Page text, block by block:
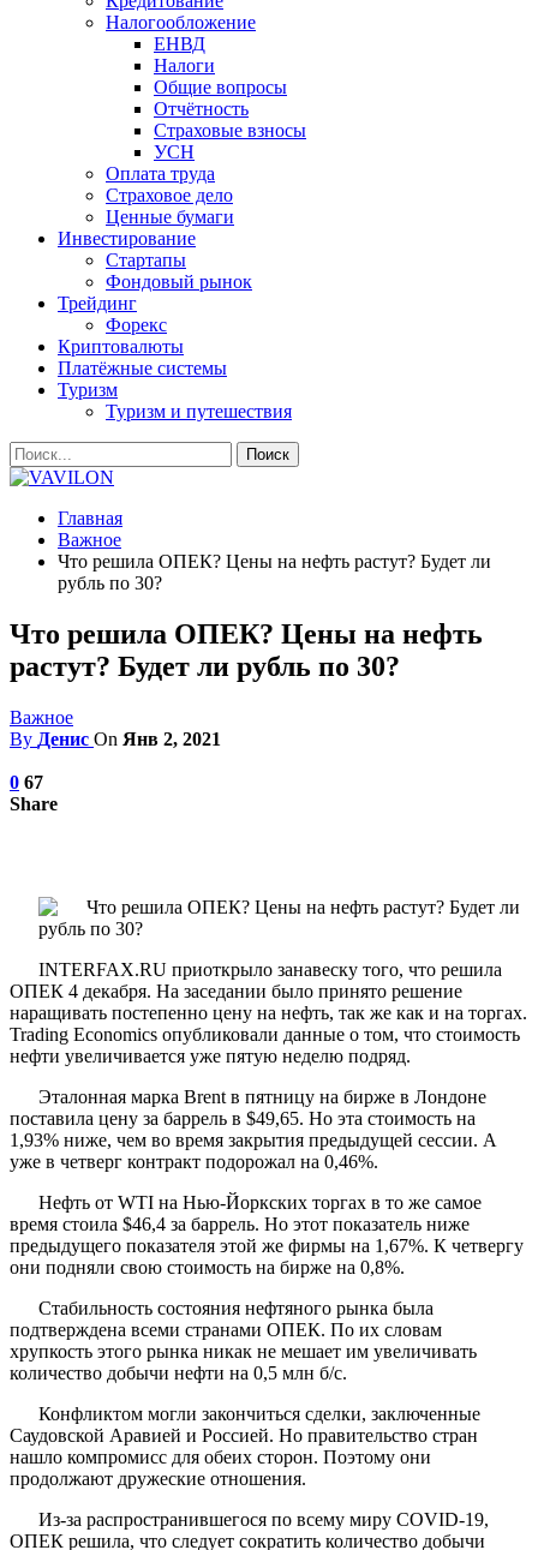
Налогообложение
ЕНВД
Налоги
Общие вопросы
Отчётность
Страховые взносы
УСН
Оплата труда
Страховое дело
Ценные бумаги
Инвестирование
Стартапы
Фондовый рынок
Трейдинг
Форекс
Криптовалюты
Платёжные системы
Туризм
Туризм и путешествия
Главная
Важное
Что решила ОПЕК? Цены на нефть растут? Будет ли
рубль по 30?
Что решила ОПЕК? Цены на нефть
растут? Будет ли рубль по 30?
Важное
By Денис On Янв 2, 2021
0 67
Share
INTERFAX.RU приоткрыло занавеску того, что решила
ОПЕК 4 декабря. На заседании было принято решение
наращивать постепенно цену на нефть, так же как и на торгах.
Trading Economics опубликовали данные о том, что стоимость
нефти увеличивается уже пятую неделю подряд.
Эталонная марка Brent в пятницу на бирже в Лондоне
поставила цену за баррель в $49,65. Но эта стоимость на
1,93% ниже, чем во время закрытия предыдущей сессии. А
уже в четверг контракт подорожал на 0,46%.
Нефть от WTI на Нью-Йоркских торгах в то же самое
время стоила $46,4 за баррель. Но этот показатель ниже
предыдущего показателя этой же фирмы на 1,67%. К четвергу
они подняли свою стоимость на бирже на 0,8%.
Стабильность состояния нефтяного рынка была
подтверждена всеми странами ОПЕК. По их словам
хрупкость этого рынка никак не мешает им увеличивать
количество добычи нефти на 0,5 млн б/с.
Конфликтом могли закончиться сделки, заключенные
Саудовской Аравией и Россией. Но правительство стран
нашло компромисс для обеих сторон. Поэтому они
продолжают дружеские отношения.
Из-за распространившегося по всему миру COVID-19,
ОПЕК решила, что следует сократить количество добычи